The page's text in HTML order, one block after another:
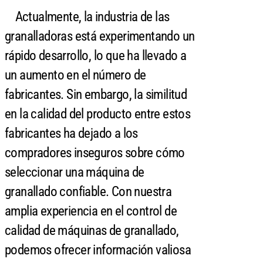
Actualmente, la industria de las
granalladoras está experimentando un
rápido desarrollo, lo que ha llevado a
un aumento en el número de
fabricantes. Sin embargo, la similitud
en la calidad del producto entre estos
fabricantes ha dejado a los
compradores inseguros sobre cómo
seleccionar una máquina de
granallado confiable. Con nuestra
amplia experiencia en el control de
calidad de máquinas de granallado,
podemos ofrecer información valiosa